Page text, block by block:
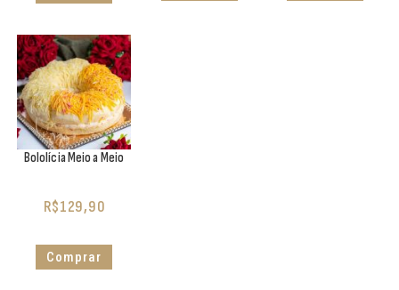
Bololícia Meio a Meio
R$129,90
Comprar